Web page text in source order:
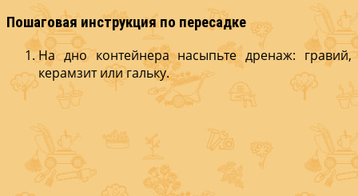
Пошаговая инструкция по пересадке
На дно контейнера насыпьте дренаж: гравий,
керамзит или гальку.